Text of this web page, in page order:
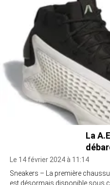
La
Le 14 février 2024 à 11:14
Sneakers – La première
est désormais disponible sous